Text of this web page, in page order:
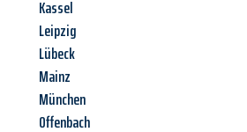
Kassel
Leipzig
Lübeck
Mainz
München
Offenbach